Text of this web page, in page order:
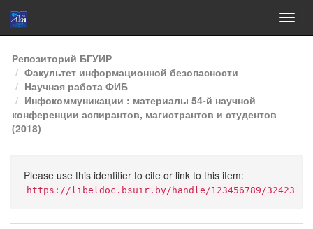
Skip
navigation
Репозиторий БГУИР
Факультет информационной безопасности
Научная работа ФИБ
Инфокоммуникации : материалы 54-й научной
конференции аспирантов, магистрантов и студентов
(2018)
Please use this identifier to cite or link to this item:
https://libeldoc.bsuir.by/handle/123456789/32423